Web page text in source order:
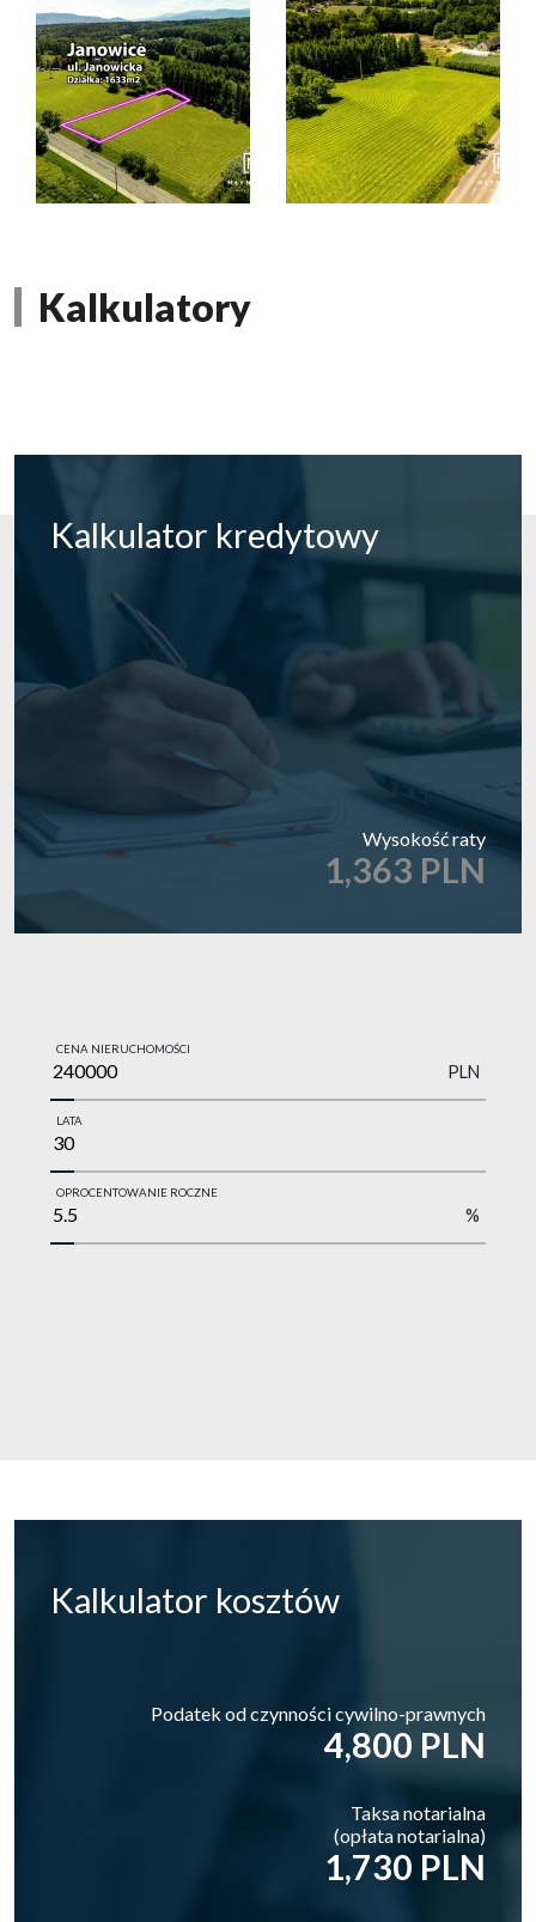
Kalkulatory
Kalkulator kredytowy
Wysokość raty
1,363 PLN
CENA NIERUCHOMOŚCI
PLN
LATA
OPROCENTOWANIE ROCZNE
%
Kalkulator kosztów
Podatek od czynności cywilno-prawnych
4,800 PLN
Taksa notarialna
(opłata notarialna)
1,730 PLN